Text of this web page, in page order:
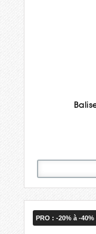
PRO : -20% à -